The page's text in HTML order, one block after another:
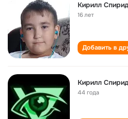
Кирилл
16 лет
Добавить в
Кирилл
44 года